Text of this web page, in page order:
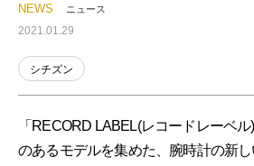
NEWS ニュース
2021.01.29
シチズン
「RECORD LABEL(レコードレーベ
のあるモデルを集めた、腕時計の新